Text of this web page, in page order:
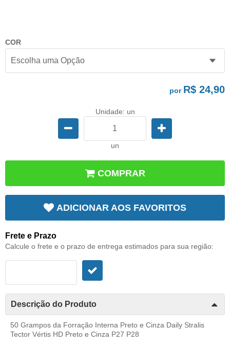
COR
por R$ 24,90
Unidade: un
un
COMPRAR
ADICIONAR AOS FAVORITOS
Frete e Prazo
Calcule o frete e o prazo de entrega estimados para sua região:
Descrição do Produto
50 Grampos da Forração Interna Preto e Cinza Daily Stralis
Tector Vértis HD Preto e Cinza P27 P28